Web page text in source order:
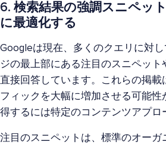
6. 検索結果の強調スニペッ
に最適化する
Googleは現在、多くのクエリに対
ジの最上部にある注目のスニペット
直接回答しています。これらの掲載
フィックを大幅に増加させる可能性
得するには特定のコンテンツアプロ
注目のスニペットは、標準のオーガ